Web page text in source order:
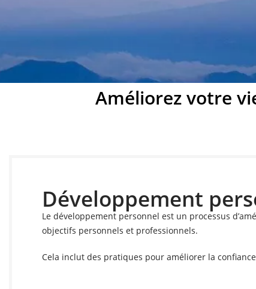
Améliorez votre
Développement
Le développement personnel est un processus
objectifs personnels et professionnels.
Cela inclut des pratiques pour améliorer la